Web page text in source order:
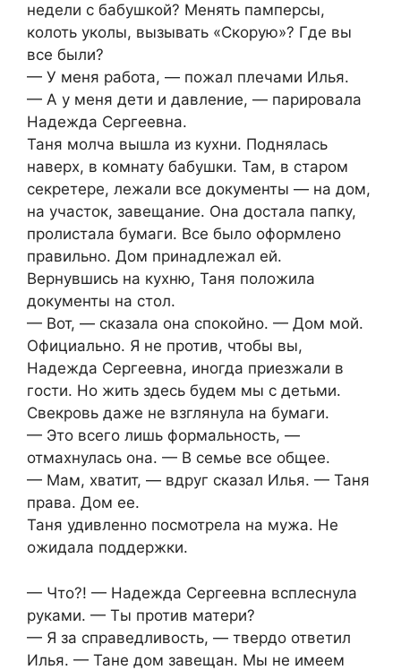
недели с бабушкой? Менять памперсы,
колоть уколы, вызывать «Скорую»? Где вы
все были?
— У меня работа, — пожал плечами Илья.
— А у меня дети и давление, — парировала
Надежда Сергеевна.
Таня молча вышла из кухни. Поднялась
наверх, в комнату бабушки. Там, в старом
секретере, лежали все документы — на дом,
на участок, завещание. Она достала папку,
пролистала бумаги. Все было оформлено
правильно. Дом принадлежал ей.
Вернувшись на кухню, Таня положила
документы на стол.
— Вот, — сказала она спокойно. — Дом мой.
Официально. Я не против, чтобы вы,
Надежда Сергеевна, иногда приезжали в
гости. Но жить здесь будем мы с детьми.
Свекровь даже не взглянула на бумаги.
— Это всего лишь формальность, —
отмахнулась она. — В семье все общее.
— Мам, хватит, — вдруг сказал Илья. — Таня
права. Дом ее.
Таня удивленно посмотрела на мужа. Не
ожидала поддержки.
— Что?! — Надежда Сергеевна всплеснула
руками. — Ты против матери?
— Я за справедливость, — твердо ответил
Илья. — Тане дом завещан. Мы не имеем